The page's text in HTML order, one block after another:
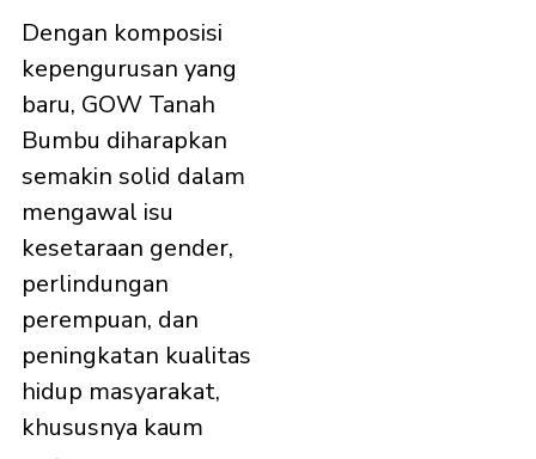
Dengan komposisi
kepengurusan yang
baru, GOW Tanah
Bumbu diharapkan
semakin solid dalam
mengawal isu
kesetaraan gender,
perlindungan
perempuan, dan
peningkatan kualitas
hidup masyarakat,
khususnya kaum